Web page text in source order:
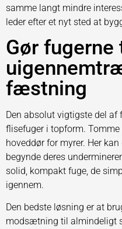
samme langt mindre
leder efter et nyt sted at
Gør fugerne
fæstning
Den absolut vigtigste del af
flisefuger i topform. Tomme
hoveddør for myrer. Her
begynde deres
solid, kompakt fuge, de
igennem.
Den bedste løsning er at
modsætning til almindeligt